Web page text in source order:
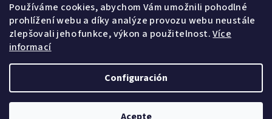
Používáme cookies, abychom Vám umožnili pohodlné
prohlížení webu a díky analýze provozu webu neustále
zlepšovali jeho funkce, výkon a použitelnost.Více
informací
Configuración